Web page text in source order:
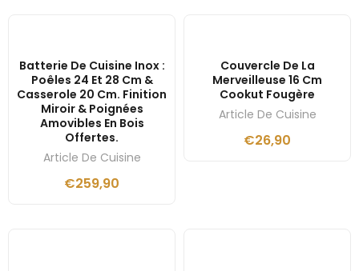
Batterie De Cuisine Inox :
Poêles 24 Et 28 Cm &
Casserole 20 Cm. Finition
Miroir & Poignées
Amovibles En Bois
Offertes.
Article De Cuisine
€259,90
Couvercle De La
Merveilleuse 16 Cm
Cookut Fougère
Article De Cuisine
€26,90